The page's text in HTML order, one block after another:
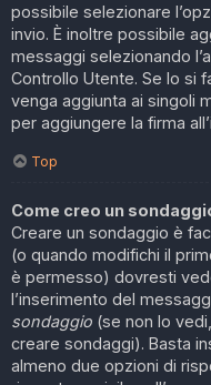
possibile selezionare
invio. È inoltre possibile
messaggi selezionando
Controllo Utente. Se lo si
venga aggiunta ai singoli
per aggiungere la firma
Top
Come creo un
Creare un sondaggio è
(o quando modifichi il
è permesso) dovresti
l’inserimento del
sondaggio (se non lo
creare sondaggi). Basta
almeno due opzioni di